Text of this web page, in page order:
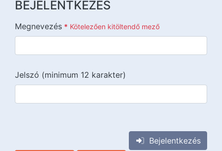
BEJELENTKEZÉS
Megnevezés * Kötelezően kitöltendő mező
Jelszó (minimum 12 karakter)
Bejelentkezés